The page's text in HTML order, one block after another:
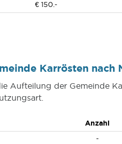
€ 150.-
Karrösten
Aufteilung der Gemeinde
Anzahl
-